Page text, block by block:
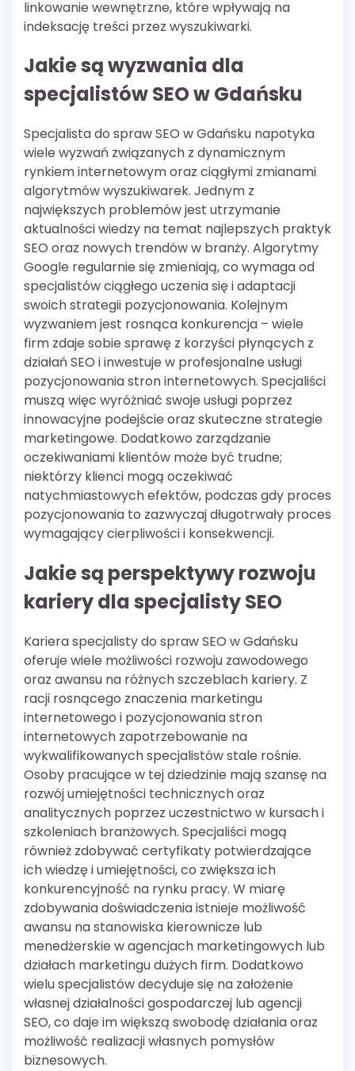
linkowanie wewnętrzne, które wpływają na
indeksację treści przez wyszukiwarki.
Jakie są wyzwania dla
specjalistów SEO w Gdańsku
Specjalista do spraw SEO w Gdańsku napotyka
wiele wyzwań związanych z dynamicznym
rynkiem internetowym oraz ciągłymi zmianami
algorytmów wyszukiwarek. Jednym z
największych problemów jest utrzymanie
aktualności wiedzy na temat najlepszych praktyk
SEO oraz nowych trendów w branży. Algorytmy
Google regularnie się zmieniają, co wymaga od
specjalistów ciągłego uczenia się i adaptacji
swoich strategii pozycjonowania. Kolejnym
wyzwaniem jest rosnąca konkurencja – wiele
firm zdaje sobie sprawę z korzyści płynących z
działań SEO i inwestuje w profesjonalne usługi
pozycjonowania stron internetowych. Specjaliści
muszą więc wyróżniać swoje usługi poprzez
innowacyjne podejście oraz skuteczne strategie
marketingowe. Dodatkowo zarządzanie
oczekiwaniami klientów może być trudne;
niektórzy klienci mogą oczekiwać
natychmiastowych efektów, podczas gdy proces
pozycjonowania to zazwyczaj długotrwały proces
wymagający cierpliwości i konsekwencji.
Jakie są perspektywy rozwoju
kariery dla specjalisty SEO
Kariera specjalisty do spraw SEO w Gdańsku
oferuje wiele możliwości rozwoju zawodowego
oraz awansu na różnych szczeblach kariery. Z
racji rosnącego znaczenia marketingu
internetowego i pozycjonowania stron
internetowych zapotrzebowanie na
wykwalifikowanych specjalistów stale rośnie.
Osoby pracujące w tej dziedzinie mają szansę na
rozwój umiejętności technicznych oraz
analitycznych poprzez uczestnictwo w kursach i
szkoleniach branżowych. Specjaliści mogą
również zdobywać certyfikaty potwierdzające
ich wiedzę i umiejętności, co zwiększa ich
konkurencyjność na rynku pracy. W miarę
zdobywania doświadczenia istnieje możliwość
awansu na stanowiska kierownicze lub
menedżerskie w agencjach marketingowych lub
działach marketingu dużych firm. Dodatkowo
wielu specjalistów decyduje się na założenie
własnej działalności gospodarczej lub agencji
SEO, co daje im większą swobodę działania oraz
możliwość realizacji własnych pomysłów
biznesowych.